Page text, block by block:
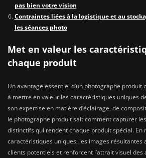
pas bien votre vision
Contraintes liées à la logistique et au
les séances photo
Met en valeur les
chaque produit
Un avantage essentiel d’un photographe produit
à mettre en valeur les caractéristiques uniques
son expertise en matière d’éclairage, de
le photographe produit sait comment capturer
distinctifs qui rendent chaque produit spécial. En
caractéristiques uniques, les images résultantes
clients potentiels et renforcent l’attrait visuel